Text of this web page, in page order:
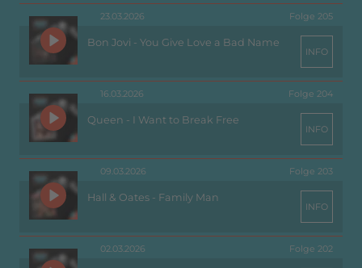
23.03.2026 Folge 205
Bon Jovi - You Give Love a Bad Name
INFO
16.03.2026 Folge 204
Queen - I Want to Break Free
INFO
09.03.2026 Folge 203
Hall & Oates - Family Man
INFO
02.03.2026 Folge 202